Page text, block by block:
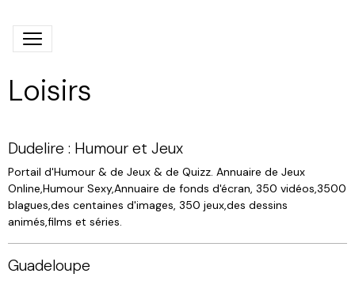
Loisirs
Dudelire : Humour et Jeux
Portail d'Humour & de Jeux & de Quizz. Annuaire de Jeux
Online,Humour Sexy,Annuaire de fonds d'écran, 350 vidéos,3500
blagues,des centaines d'images, 350 jeux,des dessins
animés,films et séries.
Guadeloupe